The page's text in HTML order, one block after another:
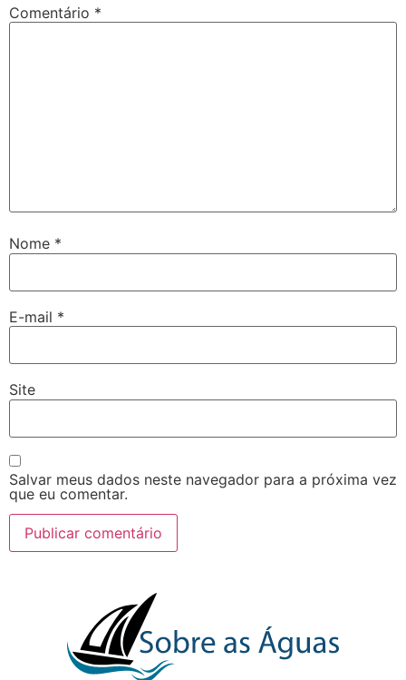
Comentário *
Nome *
E-mail *
Site
Salvar meus dados neste navegador para a próxima vez
que eu comentar.